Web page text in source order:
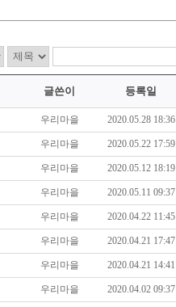
글쓴이 등록일
우리마을 2020.05.28 18:36
우리마을 2020.05.22 17:59
우리마을 2020.05.12 18:19
우리마을 2020.05.11 09:37
우리마을 2020.04.22 11:45
우리마을 2020.04.21 17:47
우리마을 2020.04.21 14:41
우리마을 2020.04.02 09:37